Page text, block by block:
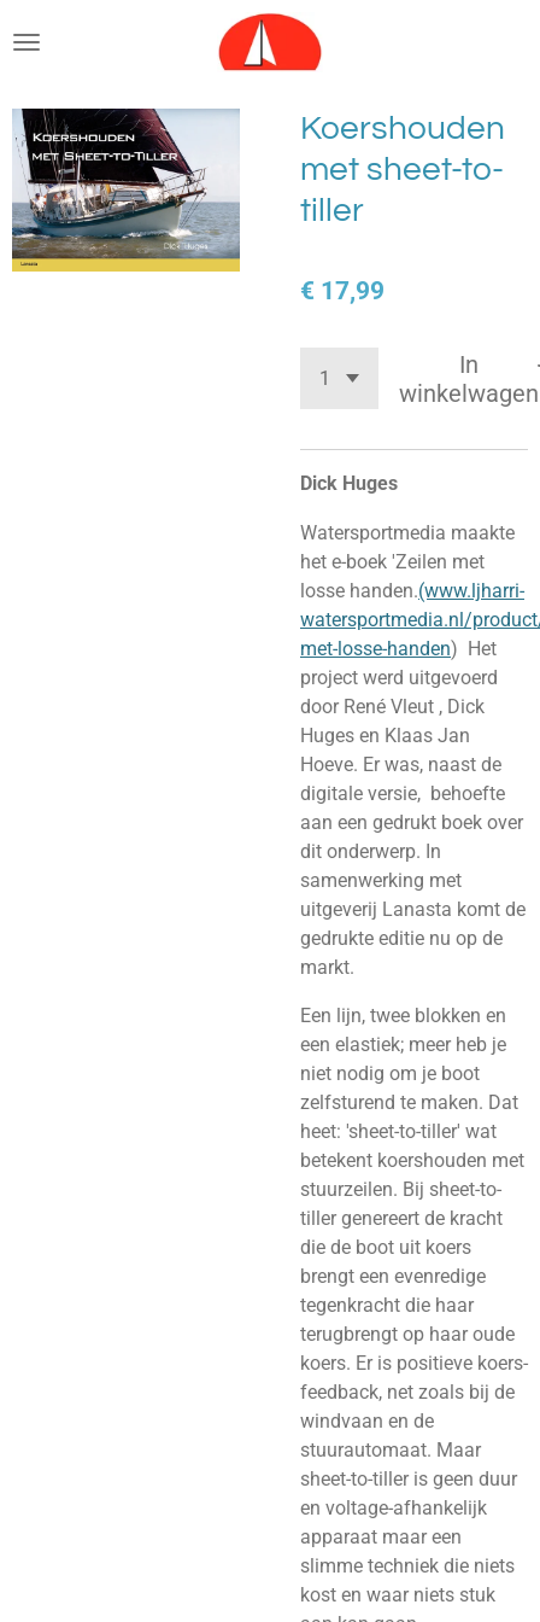
direct
de
hoofdinhoud
Koershouden
met sheet-to-
tiller
€ 17,99
In
winkelwagen
Dick Huges
Watersportmedia maakte
het e-boek 'Zeilen met
losse handen.(www.ljharri-
watersportmedia.nl/
met-losse-handen) Het
project werd uitgevoerd
door René Vleut , Dick
Huges en Klaas Jan
Hoeve. Er was, naast de
digitale versie, behoefte
aan een gedrukt boek over
dit onderwerp. In
samenwerking met
uitgeverij Lanasta komt de
gedrukte editie nu op de
markt.
Een lijn, twee blokken en
een elastiek; meer heb je
niet nodig om je boot
zelfsturend te maken. Dat
heet: 'sheet-to-tiller' wat
betekent koershouden met
stuurzeilen. Bij sheet-to-
tiller genereert de kracht
die de boot uit koers
brengt een evenredige
tegenkracht die haar
terugbrengt op haar oude
koers. Er is positieve koers-
feedback, net zoals bij de
windvaan en de
stuurautomaat. Maar
sheet-to-tiller is geen duur
en voltage-afhankelijk
apparaat maar een
slimme techniek die niets
kost en waar niets stuk